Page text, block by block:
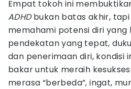
Empat tokoh ini
ADHDbukan batas akhir,
memahami potensi diri yang
pendekatan yang tepat,
dan penerimaan diri, kondisi
bakar untuk meraih
merasa “berbeda”, ingat,